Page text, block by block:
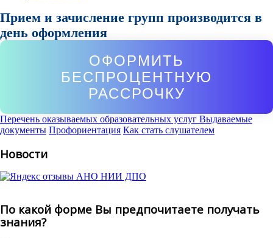
Прием и зачисление групп производится в
день оформления
ОФОРМИТЬ
БЕСПРОЦЕНТНУЮ
РАССРОЧКУ
Перечень оказываемых образовательных услуг Выдаваемые
документы Профориентация Как стать слушателем
Новости
По какой форме Вы предпочитаете получать
знания?